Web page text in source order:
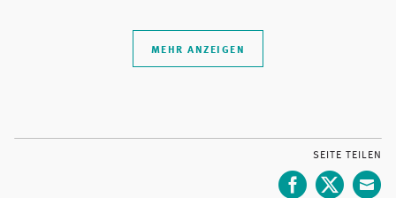
MEHR ANZEIGEN
SEITE TEILEN